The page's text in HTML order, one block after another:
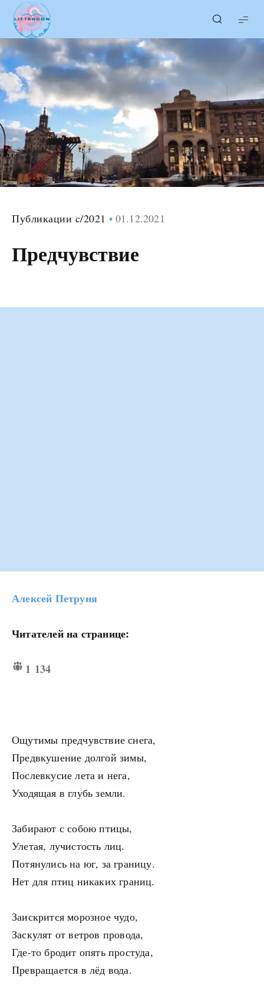
LITTERcon
Публикации c/2021 01.12.2021
Предчувствие
Алексей Петруня
Читателей на странице:
1 134
Ощутимы предчувствие снега,
Предвкушение долгой зимы,
Послевкусие лета и нега,
Уходящая в глубь земли.
Забирают с собою птицы,
Улетая, лучистость лиц.
Потянулись на юг, за границу.
Нет для птиц никаких границ.
Заискрится морозное чудо,
Заскулят от ветров провода,
Где-то бродит опять простуда,
Превращается в лёд вода.